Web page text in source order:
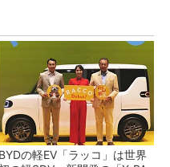
BYDの軽EV「ラッコ」は世界